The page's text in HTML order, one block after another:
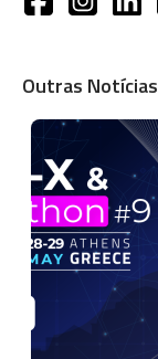
Outras Notícias
Imagem